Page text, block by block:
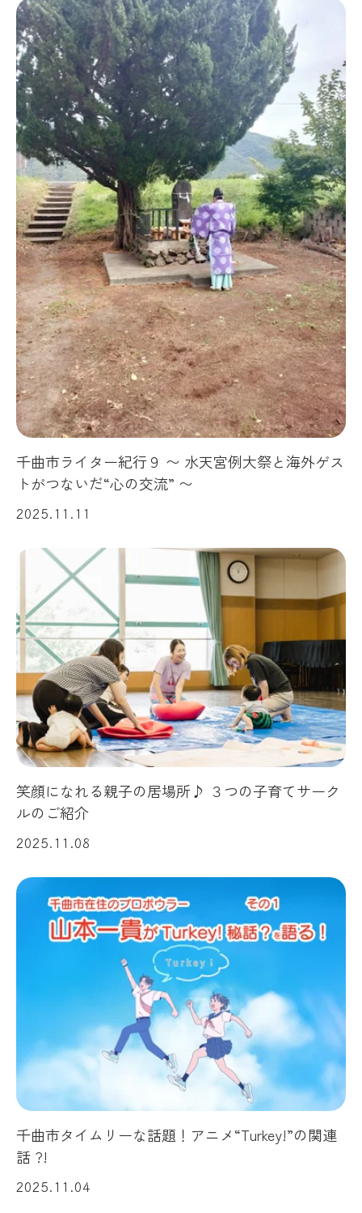
千曲市ライター紀行９ 〜 水天宮例大祭と海外ゲス
トがつないだ“心の交流” 〜
2025.11.11
笑顔になれる親子の居場所♪ ３つの子育てサーク
ルのご紹介
2025.11.08
千曲市タイムリーな話題！アニメ“Turkey!”の関連
話 ?!
2025.11.04